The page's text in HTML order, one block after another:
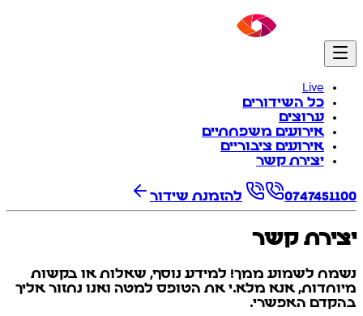
Live
כל השידורים
ערוצים
אירועים משפחתיים
אירועים ציבוריים
יצירת קשר
0747451100 להזמנת שידור
יצירת קשר
נשמח לשמוע ממך! למידע נוסף, שאלות או בקשות
מיוחדות, אנא מלא.י את הטופס למטה ואנו נחזור אליך
בהקדם האפשרי.